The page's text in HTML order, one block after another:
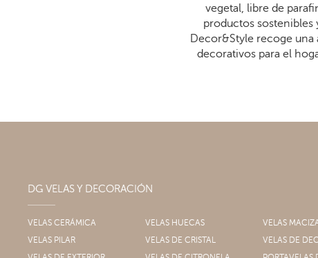
vegetal, libre de
productos sostenibles
Decor&Style recoge
decorativos para el
DG VELAS Y DECORACIÓN
VELAS CERÁMICA VELAS HUECAS
VELAS
VELAS PILAR
VELAS DE CRISTAL
VELAS DE